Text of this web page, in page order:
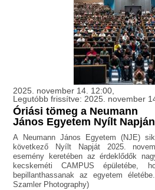
2025. november 14. 12:00,
Legutóbb frissítve: 2025. november
Óriási tömeg a Neumann
János Egyetem Nyílt Napján
A Neumann János Egyetem (NJE)
következő Nyílt Napját 2025.
esemény keretében az érdeklődők
kecskeméti CAMPUS épületébe,
bepillanthassanak az egyetem
Szamler Photography)